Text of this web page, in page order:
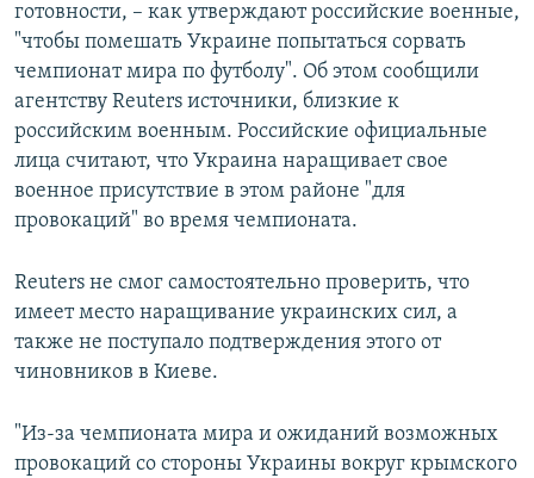
готовности, – как утверждают российские военные,
"чтобы помешать Украине попытаться сорвать
чемпионат мира по футболу". Об этом сообщили
агентству Reuters источники, близкие к
российским военным. Российские официальные
лица считают, что Украина наращивает свое
военное присутствие в этом районе "для
провокаций" во время чемпионата.
Reuters не смог самостоятельно проверить, что
имеет место наращивание украинских сил, а
также не поступало подтверждения этого от
чиновников в Киеве.
"Из-за чемпионата мира и ожиданий возможных
провокаций со стороны Украины вокруг крымского